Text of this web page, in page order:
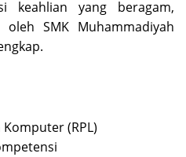
keahlian yang beragam,
SMK Muhammadiyah
(RPL)